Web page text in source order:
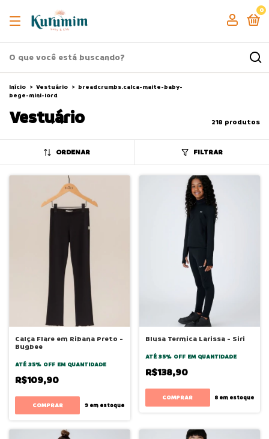
0
Início > Vestuário > breadcrumbs.calca-maite-baby-
bege-mini-lord
Vestuário 218 produtos
ORDENAR FILTRAR
Calça Flare em Ribana Preto -
Bugbee
ATÉ 35% OFF EM QUANTIDADE
R$109,90
COMPRAR 9em estoque
Blusa Termica Larissa - Siri
ATÉ 35% OFF EM QUANTIDADE
R$138,90
COMPRAR 8 em estoque